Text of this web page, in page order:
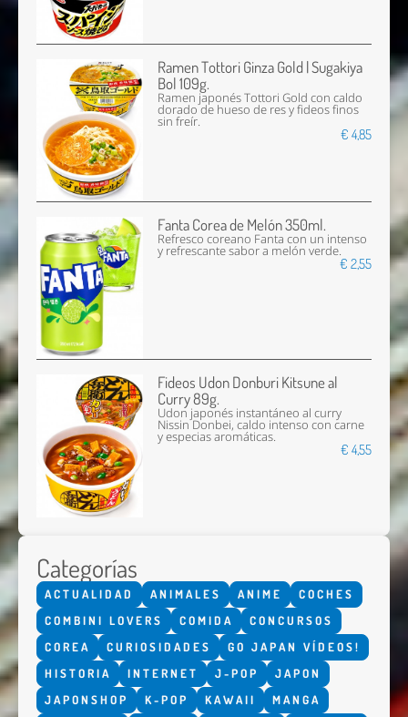
Ramen Tottori Ginza Gold | Sugakiya
Bol 109g.
Ramen japonés Tottori Gold con caldo
dorado de hueso de res y fideos finos
sin freír.
€ 4,85
Fanta Corea de Melón 350ml.
Refresco coreano Fanta con un intenso
y refrescante sabor a melón verde.
€ 2,55
Fideos Udon Donburi Kitsune al
Curry 89g.
Udon japonés instantáneo al curry
Nissin Donbei, caldo intenso con carne
y especias aromáticas.
€ 4,55
Categorías
ACTUALIDAD ANIMALES ANIME
COCHES
COMBINI LOVERS
COMIDA
CONCURSOS
COREA
CURIOSIDADES
GO JAPAN VÍDEOS!
HISTORIA
INTERNET J-POP
JAPON
JAPONSHOP
K-POP KAWAII
MANGA